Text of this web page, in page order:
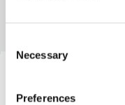
Selection
Necessary
Preferences